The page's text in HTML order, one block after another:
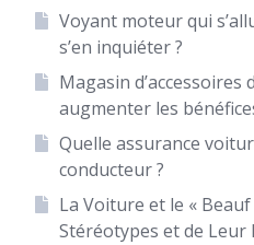
Voyant moteur qui
s’en inquiéter ?
Magasin
augmenter les
Quelle assurance
conducteur ?
La Voiture et le « Beauf
Stéréotypes et de Leur